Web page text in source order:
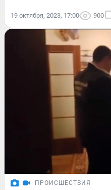
19 октября, 2023, 17:00 900
ПРОИСШЕСТВИЯ